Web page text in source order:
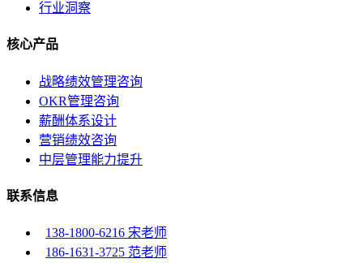
行业洞察
核心产品
战略绩效管理咨询
OKR管理咨询
薪酬体系设计
营销绩效咨询
中层管理能力提升
联系信息
138-1800-6216 宋老师
186-1631-3725 范老师